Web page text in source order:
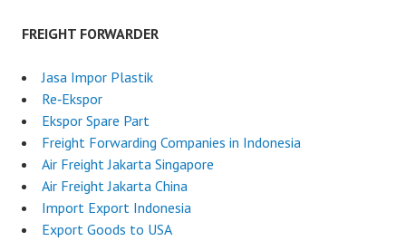
FREIGHT FORWARDER
Jasa Impor Plastik
Re‑Ekspor
Ekspor Spare Part
Freight Forwarding Companies in Indonesia
Air Freight Jakarta Singapore
Air Freight Jakarta China
Import Export Indonesia
Export Goods to USA